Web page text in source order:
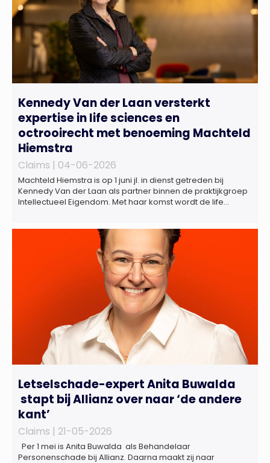
Kennedy Van der Laan versterkt
expertise in life sciences en
octrooirecht met benoeming Machteld
Hiemstra
Claims | 04-06-2026
Machteld Hiemstra is op 1 juni jl. in dienst getreden bij
Kennedy Van der Laan als partner binnen de praktijkgroep
Intellectueel Eigendom. Met haar komst wordt de life
gespecialiseerd in nationale en internationale wet- en
regelgeving relevant voor de life sciences sector en de […]
Letselschade-expert Anita Buwalda
stapt bij Allianz over naar ‘de andere
kant’
Claims | 21-05-2026
Per 1 mei is Anita Buwalda als Behandelaar
Personenschade bij Allianz. Daarna maakt zij naar